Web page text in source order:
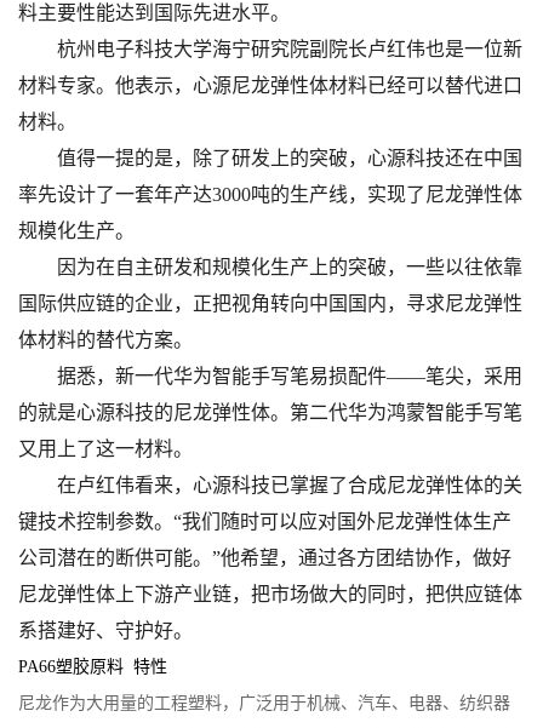
料主要性能达到国际先进水平。
杭州电子科技大学海宁研究院副院长卢红伟也是一位新
材料专家。他表示，心源尼龙弹性体材料已经可以替代进口
材料。
值得一提的是，除了研发上的突破，心源科技还在中国
率先设计了一套年产达3000吨的生产线，实现了尼龙弹性体
规模化生产。
因为在自主研发和规模化生产上的突破，一些以往依靠
国际供应链的企业，正把视角转向中国国内，寻求尼龙弹性
体材料的替代方案。
据悉，新一代华为智能手写笔易损配件——笔尖，采用
的就是心源科技的尼龙弹性体。第二代华为鸿蒙智能手写笔
又用上了这一材料。
在卢红伟看来，心源科技已掌握了合成尼龙弹性体的关
键技术控制参数。“我们随时可以应对国外尼龙弹性体生产
公司潜在的断供可能。”他希望，通过各方团结协作，做好
尼龙弹性体上下游产业链，把市场做大的同时，把供应链体
系搭建好、守护好。
PA66塑胶原料 特性
尼龙作为大用量的工程塑料，广泛用于机械、汽车、电器、纺织器